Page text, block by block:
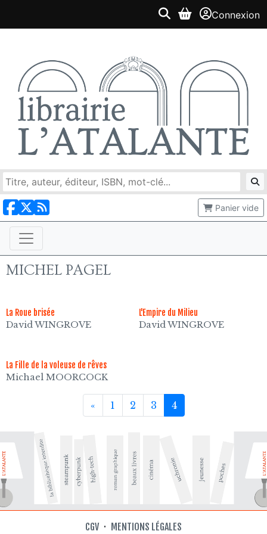
Connexion
Panier vide
MICHEL PAGEL
La Roue brisée
David WINGROVE
L'Empire du Milieu
David WINGROVE
La Fille de la voleuse de rêves
Michael MOORCOCK
« 1 2 3 4
CGV · MENTIONS LÉGALES